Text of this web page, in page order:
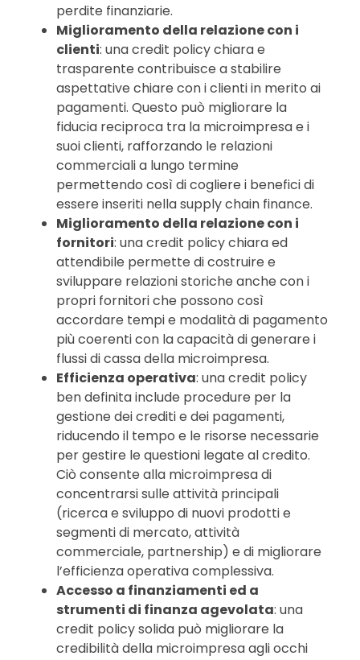
perdite finanziarie.
Miglioramento della relazione con i
clienti: una credit policy chiara e
trasparente contribuisce a stabilire
aspettative chiare con i clienti in merito ai
pagamenti. Questo può migliorare la
fiducia reciproca tra la microimpresa e i
suoi clienti, rafforzando le relazioni
commerciali a lungo termine
permettendo così di cogliere i benefici di
essere inseriti nella supply chain finance.
Miglioramento della relazione con i
fornitori: una credit policy chiara ed
attendibile permette di costruire e
sviluppare relazioni storiche anche con i
propri fornitori che possono così
accordare tempi e modalità di pagamento
più coerenti con la capacità di generare i
flussi di cassa della microimpresa.
Efficienza operativa: una credit policy
ben definita include procedure per la
gestione dei crediti e dei pagamenti,
riducendo il tempo e le risorse necessarie
per gestire le questioni legate al credito.
Ciò consente alla microimpresa di
concentrarsi sulle attività principali
(ricerca e sviluppo di nuovi prodotti e
segmenti di mercato, attività
commerciale, partnership) e di migliorare
l’efficienza operativa complessiva.
Accesso a finanziamenti ed a
strumenti di finanza agevolata: una
credit policy solida può migliorare la
credibilità della microimpresa agli occhi